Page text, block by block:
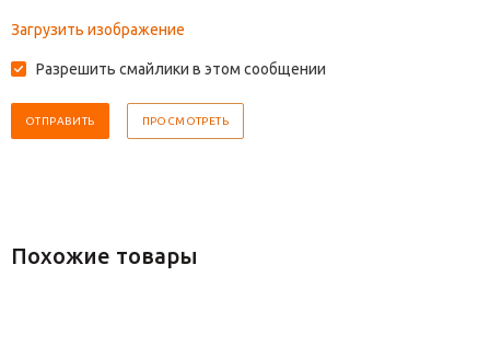
Загрузить изображение
Разрешить смайлики в этом сообщении
Похожие товары